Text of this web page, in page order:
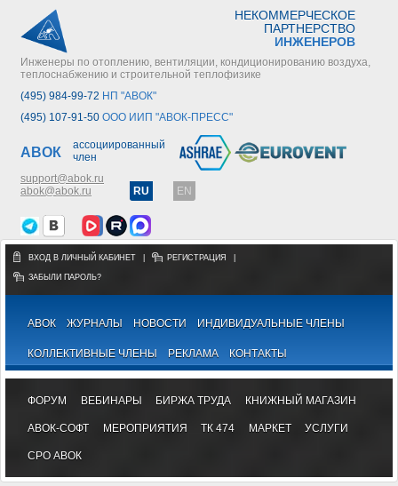
НЕКОММЕРЧЕСКОЕ
ПАРТНЕРСТВО
ИНЖЕНЕРОВ
Инженеры по отоплению, вентиляции, кондиционированию воздуха,
теплоснабжению и строительной теплофизике
(495) 984-99-72 НП "АВОК"
(495) 107-91-50 ООО ИИП "АВОК-ПРЕСС"
АВОК
ассоциированный
член
support@abok.ru
abok@abok.ru
RU EN
ВХОД В ЛИЧНЫЙ КАБИНЕТ РЕГИСТРАЦИЯ
ЗАБЫЛИ ПАРОЛЬ?
АВОК ЖУРНАЛЫ НОВОСТИ ИНДИВИДУАЛЬНЫЕ ЧЛЕНЫ
КОЛЛЕКТИВНЫЕ ЧЛЕНЫ РЕКЛАМА КОНТАКТЫ
ФОРУМ ВЕБИНАРЫ БИРЖА ТРУДА КНИЖНЫЙ МАГАЗИН
АВОК-СОФТ МЕРОПРИЯТИЯ ТК 474 МАРКЕТ УСЛУГИ
СРО АВОК